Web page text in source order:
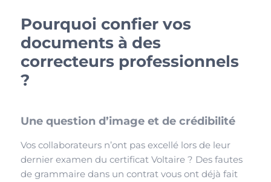
Pourquoi confier vos
documents à des
correcteurs professionnels
?
Une question d’image et de crédibilité
Vos collaborateurs n’ont pas excellé lors de leur
dernier examen du certificat Voltaire ? Des fautes
de grammaire dans un contrat vous ont déjà fait